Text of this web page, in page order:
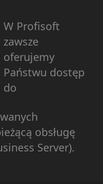
W Profisoft
zawsze
oferujemy
Państwu dostęp
do
obsługę
Server).